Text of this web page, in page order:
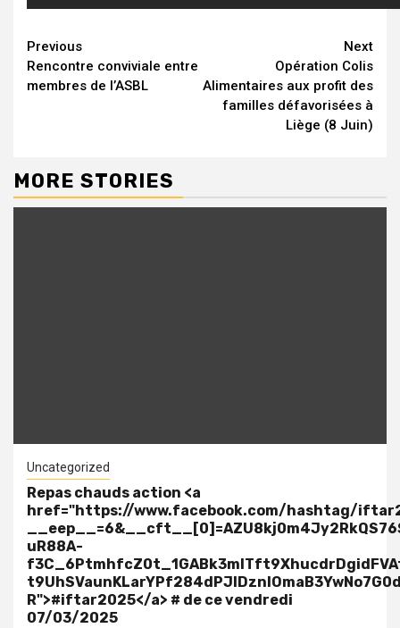
Continue
Reading
Previous
Rencontre conviviale entre
membres de l’ASBL
Next
Opération Colis
Alimentaires aux profit des
familles défavorisées à
Liège (8 Juin)
MORE STORIES
Uncategorized
Repas chauds action <a
href="https://www.facebook.com/hashtag/
uR88A-
R">#iftar2025</a> # de ce vendredi
07/03/2025